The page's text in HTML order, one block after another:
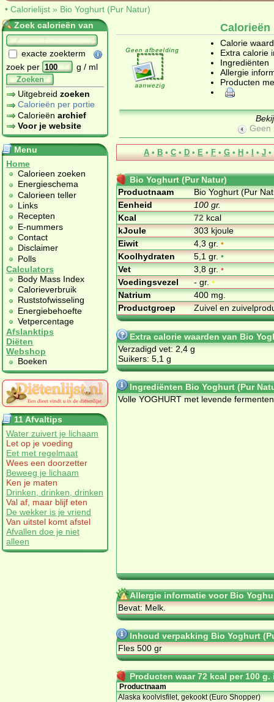
• Calorielijst » Bio Yoghurt (Pur Natur)
Zoek calorieën van
exacte zoekterm
zoek per
g / ml
Zoeken
Uitgebreid zoeken
Calorieën per portie
Calorieën archief
Voor je website
Menu
Home
Calorieen zoeken
Energieschema
Calorieen teller
Links
Recepten
E-nummers
Contact
Disclaimer
Polls
Calculators
Body Mass Index
Calorieverbruik
Ruststofwisseling
Energiebehoefte
Vetpercentage
Afslanktips
Diëten
Webshop
Boeken
11 Afvaltips
Water zuivert je lichaam
Let op je voeding
Eet met regelmaat
Wees een doorzetter
Beweeg je lichaam
Ken je maten
Drinken, drinken, drinken
Val af, maar blijf eten
De wekker is je vriend
Van uitstel komt afstel
Afvallen doe je niet
alleen
Calorieën
Calorie
Extra calorie
Ingrediënten
Allergie
Producten
Geen
A • B • C • D • E • F • G • H • I • J •
Bio Yoghurt (Pur Natur)
Productnaam
Bio Yoghurt (Pur
Eenheid
100 gr.
Kcal
72kcal
kJoule
303 kjoule
Eiwit
4,3 gr.•
Koolhydraten
5,1 gr.•
Vet
3,8 gr.•
Voedingsvezel
- gr.•
Natrium
400 mg.
Productgroep
Zuivel en
Extra calorie waarden van Bio
Verzadigd vet: 2,4 g
Suikers: 5,1 g
Ingrediënten Bio Yoghurt (Pur
Volle YOGHURT met levende
Allergie informatie voor Bio
Bevat: Melk.
Inhoud verpakking Bio Yoghurt
Fles 500 gr
Producten waar 72 kcal per 100
Productnaam
Alaska koolvisfilet, gekookt (Euro Shopper)